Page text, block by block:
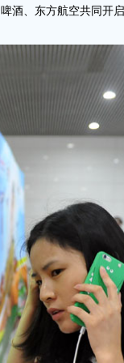
酒、东方航空共同开